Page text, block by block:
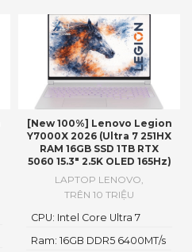
[New 100%] Lenovo Legion
Y7000X 2026 (Ultra 7 251HX
RAM 16GB SSD 1TB RTX
5060 15.3″ 2.5K OLED 165Hz)
LAPTOP LENOVO,
TRÊN 10 TRIỆU
Ram: 16GB DDR5 6400MT/s
CPU: Intel Core Ultra 7